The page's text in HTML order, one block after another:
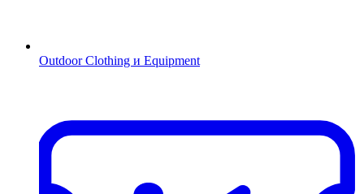
Outdoor Clothing и Equipment